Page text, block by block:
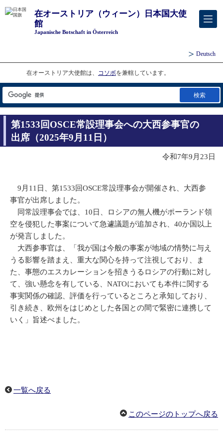
在オーストリア（ウィーン）日本国大使
館
Japanische Botschaft in Österreich
Deutsch
在オーストリア大使館は、 コソボを兼轄しています。
検索
第1533回OSCE常設理事会への大西参事官の
出席（2025年9月11日）
令和7年9月23日
9月11日、第1533回OSCE常設理事会が開催され、大西参
事官が出席しました。
同常設理事会では、10日、ロシアの無人機がポーランド領
空を侵犯した事案について急遽議題が追加され、40か国以上
が発言しました。
大西参事官は、「我が国は今般の事案が地域の情勢に与え
うる影響を踏まえ、重大な関心を持って注視しており、ま
た、事態のエスカレーションを招きうるロシアの行動に対し
て、強い懸念を有している、NATOにおいても本件に関する
事実関係の確認、評価を行っているところと承知しており、
引き続き、欧州をはじめとした各国との間で緊密に連携して
いく」旨述べました。
一覧へ戻る
このページのトップへ戻る